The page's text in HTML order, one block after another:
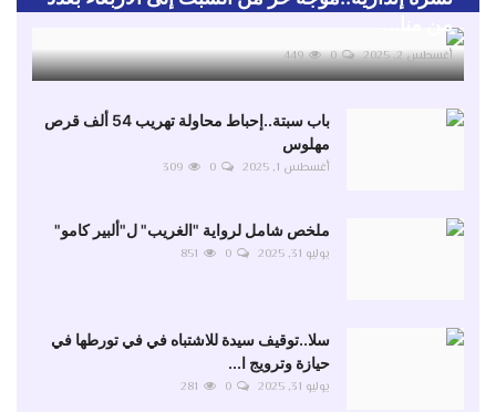
من منا...
أغسطس 2, 2025 0
449
باب سبتة..إحباط محاولة تهريب 54 ألف قرص
مهلوس
أغسطس 1, 2025
0
309
ملخص شامل لرواية "الغريب" ل"ألبير كامو"
يوليو 31, 2025
0
851
سلا..توقيف سيدة للاشتباه في في تورطها في
حيازة وترويج ا...
يوليو 31, 2025
0
281